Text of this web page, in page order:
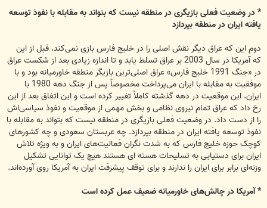
* در وضعیت فعلی بازیگری در منطقه نیست که بتواند به مقابله با نفوذ توسعه
یافته ایران در منطقه بپردازد
دوم این که عراق دیگر نقش اصلی را در خلیج فارس بازی نمی‌کند. قبل از این
که آمریکا در سال 2003 بر عراق تسلط یابد و تا اندازه زیادی بعد از شکست عراق
در «جنگ 1991 خلیج فارس» عراق اصلی‌ترین بازیگر منطقه خاورمیانه بود و با
موفقیت به مقابله با ایران می‌پرداخت مخصوصاً پس از جنگ دهه 1980 با
ایران. این موقعیت در دهه گذشته کاملاً تغییر کرده است و این اتفاق بعد از این
رخ داد که عراق تمام نیروی نظامی و بخش مهمی از موقعیت و نفوذ سیاسی‌اش
را از دست داد. در وضعیت فعلی بازیگری در منطقه نیست که بتواند به مقابله با
نفوذ توسعه یافته ایران در منطقه بپردازد. چه عربستان سعودی و چه کشورهای
کوچک حوزه خلیج فارس که به شدت نگران فعالیت‌های ایران و به ویژه تلاش
ایران برای دستیابی به تسلیحات هسته ای هستند هیچ یک توانایی تشکیل
وزنه‌ای برابر برای ایران را ندارند و برای توقف پیشرفت ایران به آمریکا روی آورده‌اند.
* آمریکا در چالش‌های خاورمیانه ضعیف عمل کرده است